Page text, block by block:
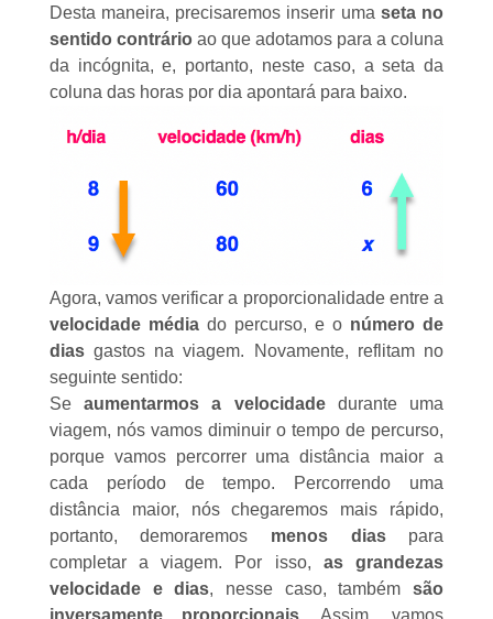
Desta maneira, precisaremos inserir uma seta no
sentido contrário ao que adotamos para a coluna
da incógnita, e, portanto, neste caso, a seta da
coluna das horas por dia apontará para baixo.
Agora, vamos verificar a proporcionalidade entre a
velocidade média do percurso, e o número de
diasgastos na viagem. Novamente, reflitam no
seguinte sentido:
Seaumentarmos a velocidade durante uma
viagem, nós vamos diminuir o tempo de percurso,
porque vamos percorrer uma distância maior a
cada período de tempo. Percorrendo uma
distância maior, nós chegaremos mais rápido,
portanto, demoraremos menos dias para
completar a viagem. Por isso, as grandezas
velocidade e dias, nesse caso, tambémsão
inversamente proporcionais. Assim, vamos